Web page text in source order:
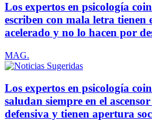
Los expertos en psicología
escriben con mala letra tienen
acelerado y no lo hacen por
MAG.
Los expertos en psicología
saludan siempre en el
defensiva y tienen apertura